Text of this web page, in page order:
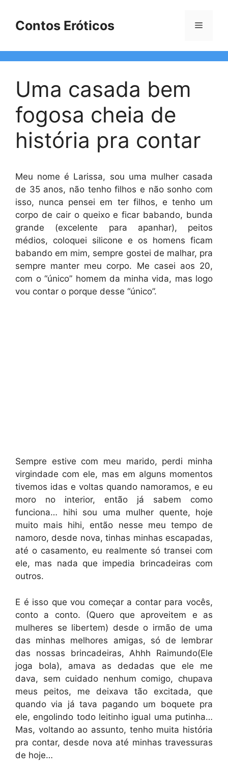
Contos Eróticos Menu
Uma casada bem
fogosa cheia de
história pra contar
Meu nome é Larissa, sou uma mulher casada
de 35 anos, não tenho filhos e não sonho com
isso, nunca pensei em ter filhos, e tenho um
corpo de cair o queixo e ficar babando, bunda
grande (excelente para apanhar), peitos
médios, coloquei silicone e os homens ficam
babando em mim, sempre gostei de malhar, pra
sempre manter meu corpo. Me casei aos 20,
com o “único” homem da minha vida, mas logo
vou contar o porque desse “único”.
Sempre estive com meu marido, perdi minha
virgindade com ele, mas em alguns momentos
tivemos idas e voltas quando namoramos, e eu
moro no interior, então já sabem como
funciona… hihi sou uma mulher quente, hoje
muito mais hihi, então nesse meu tempo de
namoro, desde nova, tinhas minhas escapadas,
até o casamento, eu realmente só transei com
ele, mas nada que impedia brincadeiras com
outros.
E é isso que vou começar a contar para vocês,
conto a conto. (Quero que aproveitem e as
mulheres se libertem) desde o irmão de uma
das minhas melhores amigas, só de lembrar
das nossas brincadeiras, Ahhh Raimundo(Ele
joga bola), amava as dedadas que ele me
dava, sem cuidado nenhum comigo, chupava
meus peitos, me deixava tão excitada, que
quando via já tava pagando um boquete pra
ele, engolindo todo leitinho igual uma putinha…
Mas, voltando ao assunto, tenho muita história
pra contar, desde nova até minhas travessuras
de hoje…